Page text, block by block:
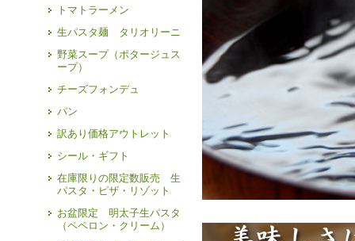
トマトラーメン
生パスタ麺 タリオリーニ
野菜スープ（ポタージュス
ープ）
チーズフォンデュ
パン
訳あり価格アウトレット
シール・ギフト
在庫限りの限定数販売 生
パスタ・ピザ・リゾット
お盆限定 明太子生パスタ
（ペペロン・クリーム）